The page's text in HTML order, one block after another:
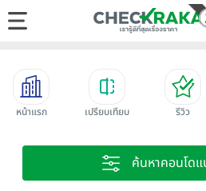
หน้าแรก เปรียบเทียบ รีวิว
ค้นหาคอนโดแ